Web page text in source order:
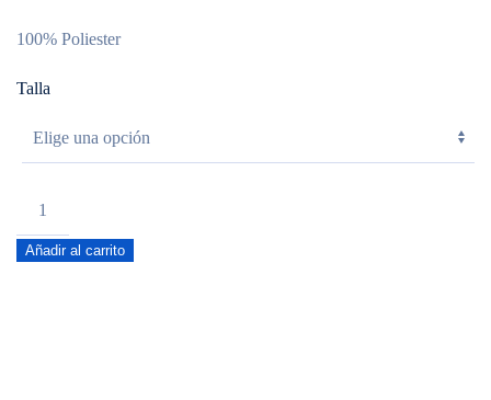
100% Poliester
Talla
CROP
Añadir al carrito